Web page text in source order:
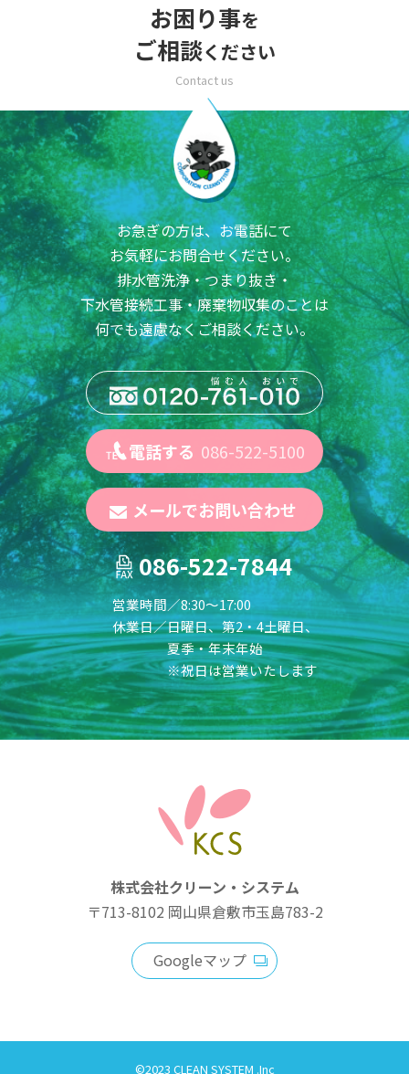
お困り事を
ご相談ください
お急ぎの方は、お電話にて
お気軽にお問合せください。
排水管洗浄・つまり抜き・
下水管接続工事・廃棄物収集のことは
何でも遠慮なくご相談ください。
電話する 086-522-5100
メールでお問い合わせ
086-522-7844
営業時間／8:30～17:00
休業日／日曜日、第2・4土曜日、
夏季・年末年始
※祝日は営業いたします
株式会社クリーン・システム
〒713-8102 岡山県倉敷市玉島783-2
Googleマップ
©2023 CLEAN SYSTEM .Inc